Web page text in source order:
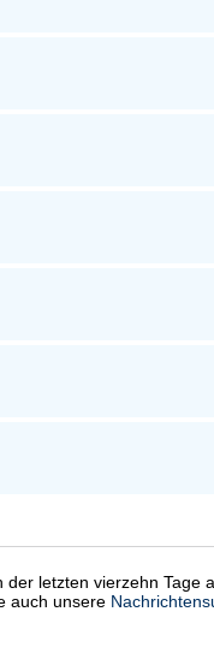
letzten vierzehn Tage
auch unsere